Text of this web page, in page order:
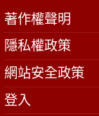
著作權聲明
隱私權政策
網站安全政策
登入